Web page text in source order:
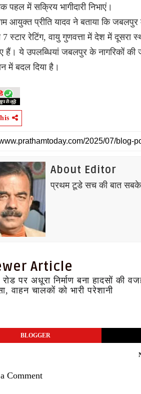
पहल में सक्रिय भागीदारी निभाएं।
आयुक्त प्रीति यादव ने बताया कि
स्टार रेटिंग, वायु गुणवत्ता में देश में दूसरा
हैं। ये उपलब्धियां जबलपुर के नागरिकों
में बदल दिया है।
About Editor
प्रथम टूडे सच की बात
Article
रोड पर अधूरा निर्माण बना हादसों की
वाहन चालकों को भारी परेशानी
BLOGGER
Comment